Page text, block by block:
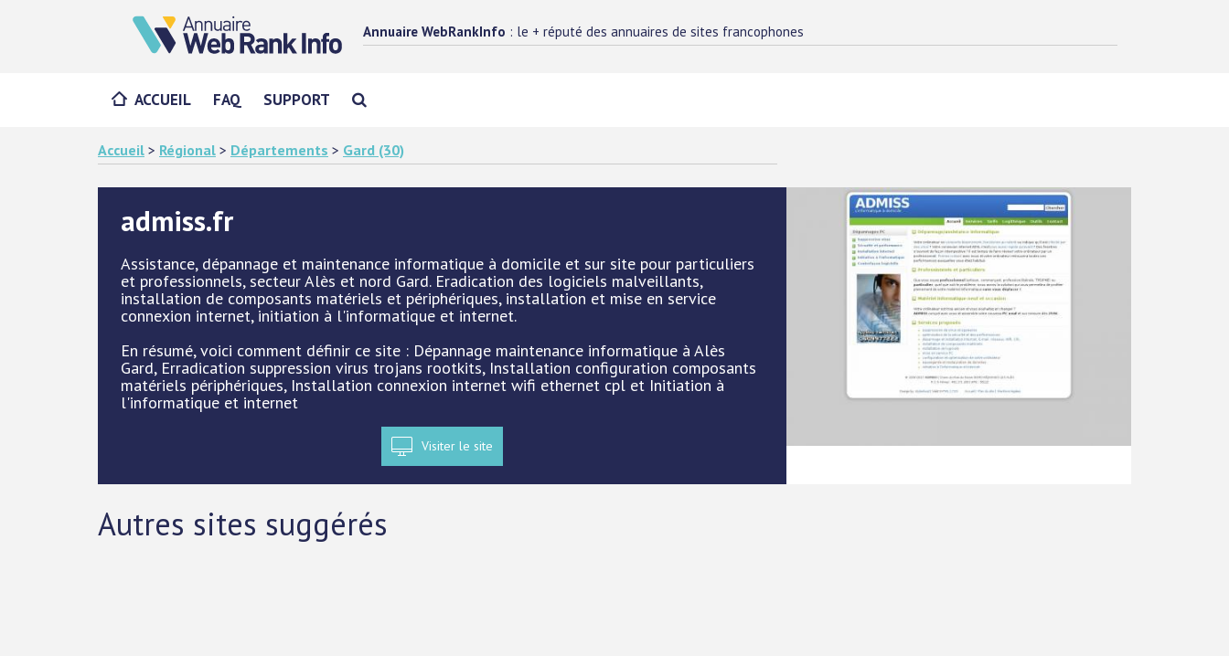
Annuaire WebRankInfo : le + réputé des annuaires de sites francophones
ACCUEIL FAQ SUPPORT
Accueil > Régional > Départements > Gard (30)
admiss.fr
Assistance, dépannage et maintenance informatique à domicile et sur site pour particuliers
et professionnels, secteur Alès et nord Gard. Eradication des logiciels malveillants,
installation de composants matériels et périphériques, installation et mise en service
connexion internet, initiation à l'informatique et internet.
En résumé, voici comment définir ce site : Dépannage maintenance informatique à Alès
Gard, Erradication suppression virus trojans rootkits, Installation configuration composants
matériels périphériques, Installation connexion internet wifi ethernet cpl et Initiation à
l'informatique et internet
Visiter le site
Autres sites suggérés